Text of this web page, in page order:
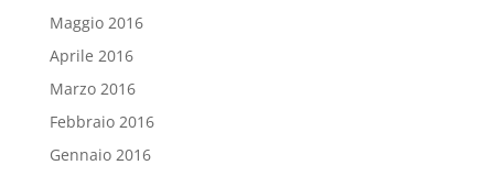
Maggio 2016
Aprile 2016
Marzo 2016
Febbraio 2016
Gennaio 2016